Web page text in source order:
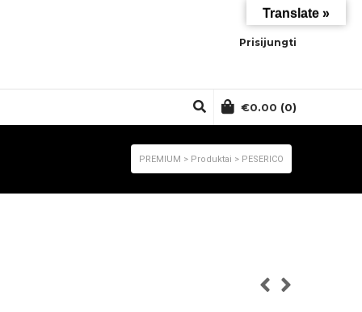
Prisijungti
€0.00 (0)
PREMIUM > Produktai > PESERICO
Translate »